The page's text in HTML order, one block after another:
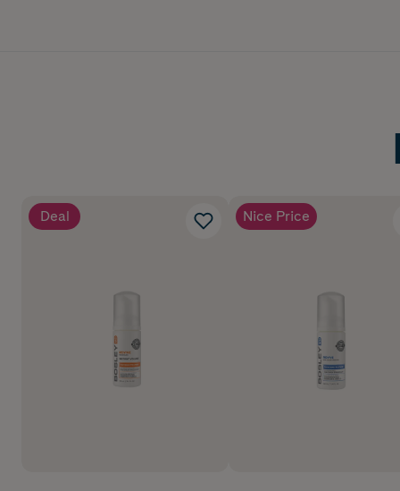
Deal Nice Price